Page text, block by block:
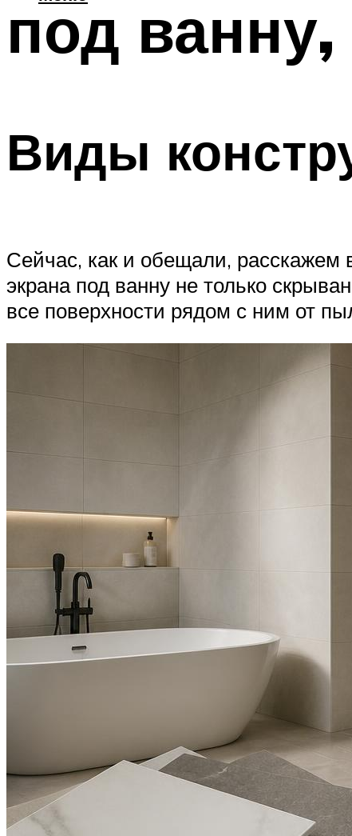
под
Виды
Сейчас, как и обещали, расскажем
экрана под ванну не только
все поверхности рядом с ним от